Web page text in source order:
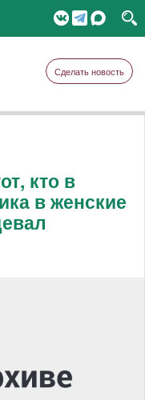
Сделать новость
кто в
в женские